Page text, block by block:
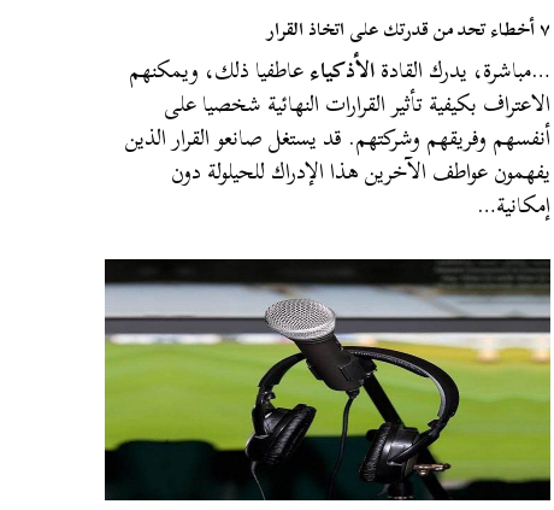
٧ أخطاء تحد من قدرتك على اتخاذ القرار
…مباشرة، يدرك القادةالأذكياءعاطفيا ذلك، ويمكنهم
الاعتراف بكيفية تأثير القرارات النهائية شخصيا على
أنفسهم وفريقهم وشركتهم. قد يستغل صانعو القرار الذين
يفهمون عواطف الآخرين هذا الإدراك للحيلولة دون
إمكانية…